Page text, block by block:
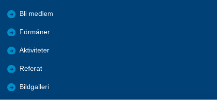
Bli medlem
Förmåner
Aktiviteter
Referat
Bildgalleri